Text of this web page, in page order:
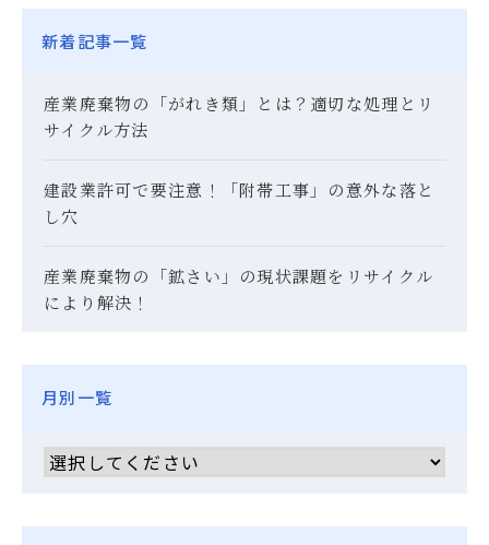
新着記事一覧
産業廃棄物の「がれき類」とは？適切な処理とリ
サイクル方法
建設業許可で要注意！「附帯工事」の意外な落と
し穴
産業廃棄物の「鉱さい」の現状課題をリサイクル
により解決！
月別一覧